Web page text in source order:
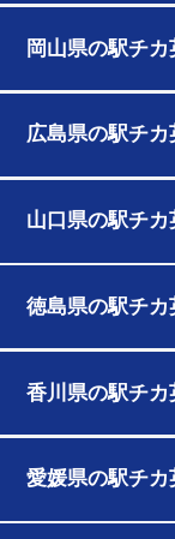
岡山県の駅チ
広島県の駅チ
山口県の駅チ
徳島県の駅チ
香川県の駅チ
愛媛県の駅チカ